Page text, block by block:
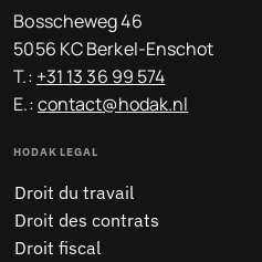
Bosscheweg 46
5056 KC Berkel-Enschot
T.: +31 13 36 99 574
E.:contact@hodak.nl
HODAK LEGAL
Droit du travail
Droit des contrats
Droit fiscal